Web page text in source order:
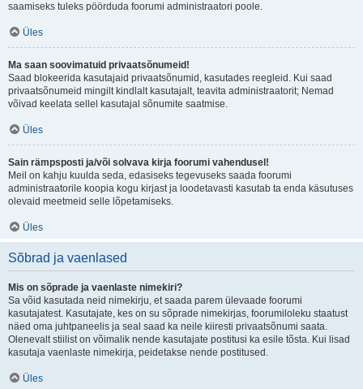
saamiseks tuleks pöörduda foorumi administraatori poole.
Üles
Ma saan soovimatuid privaatsõnumeid!
Saad blokeerida kasutajaid privaatsõnumid, kasutades reegleid. Kui saad
privaatsõnumeid mingilt kindlalt kasutajalt, teavita administraatorit; Nemad
võivad keelata sellel kasutajal sõnumite saatmise.
Üles
Sain rämpsposti ja/või solvava kirja foorumi vahendusel!
Meil on kahju kuulda seda, edasiseks tegevuseks saada foorumi
administraatorile koopia kogu kirjast ja loodetavasti kasutab ta enda käsutuses
olevaid meetmeid selle lõpetamiseks.
Üles
Sõbrad ja vaenlased
Mis on sõprade ja vaenlaste nimekiri?
Sa võid kasutada neid nimekirju, et saada parem ülevaade foorumi
kasutajatest. Kasutajate, kes on su sõprade nimekirjas, foorumiloleku staatust
näed oma juhtpaneelis ja seal saad ka neile kiiresti privaatsõnumi saata.
Olenevalt stiilist on võimalik nende kasutajate postitusi ka esile tõsta. Kui lisad
kasutaja vaenlaste nimekirja, peidetakse nende postitused.
Üles